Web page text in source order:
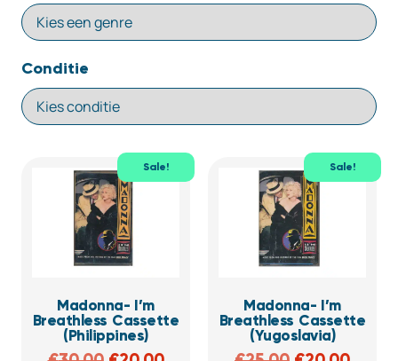
Conditie
Sale!
Madonna- I’m
Breathless Cassette
(Philippines)
Sale!
Madonna- I’m
Breathless Cassette
(Yugoslavia)